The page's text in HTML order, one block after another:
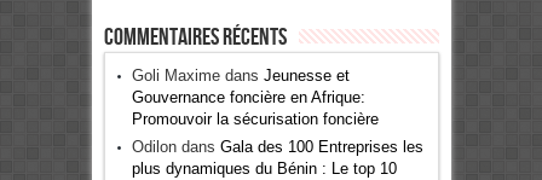
Commentaires récents
Goli Maximedans Jeunesse et
Gouvernance foncière en Afrique:
Promouvoir la sécurisation foncière
Odilondans Gala des 100 Entreprises les
plus dynamiques du Bénin : Le top 10